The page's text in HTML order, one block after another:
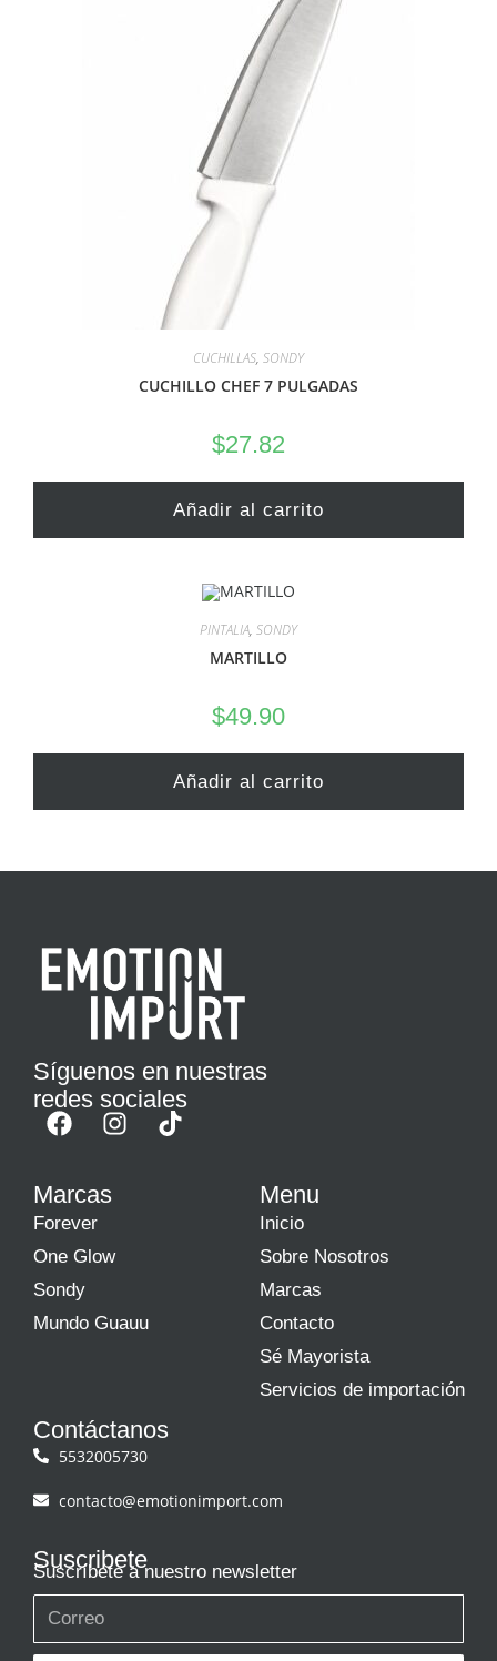
CUCHILLAS, SONDY
CUCHILLO CHEF 7 PULGADAS
$27.82
Añadir al carrito
PINTALIA, SONDY
MARTILLO
$49.90
Añadir al carrito
Síguenos en nuestras
redes sociales
Marcas
Forever
One Glow
Sondy
Mundo Guauu
Menu
Inicio
Sobre Nosotros
Marcas
Contacto
Sé Mayorista
Servicios de importación
Contáctanos
5532005730
contacto@emotionimport.com
Suscribete
Suscríbete a nuestro newsletter